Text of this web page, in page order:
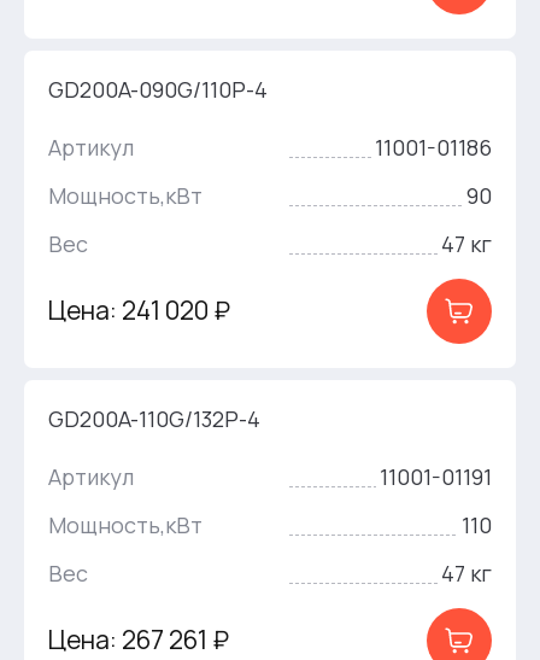
GD200A-090G/110P-4
Артикул
11001-01186
Мощность,кВт
90
Вес
47 кг
Цена: 241 020 ₽
GD200A-110G/132P-4
Артикул
11001-01191
Мощность,кВт
110
Вес
47 кг
Цена: 267 261 ₽